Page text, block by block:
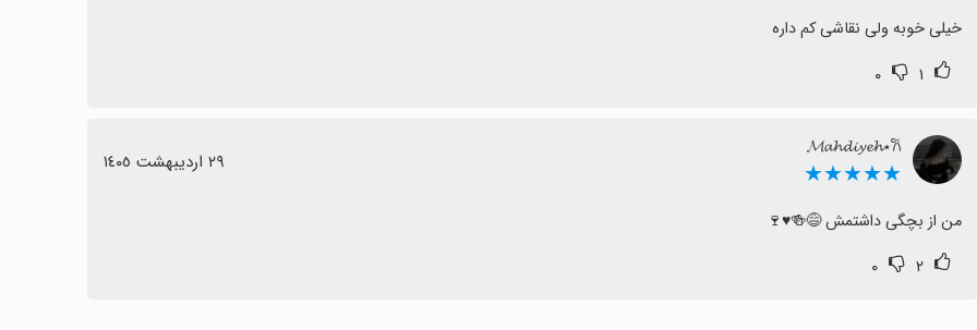
خیلی خوبه ولی نقاشی کم داره
۱ ۰
𝓜𝓪𝓱𝓭𝓲𝔂𝓮𝓱⋆𐙚
★★★★★ ٢٩ اردیبهشت ١٤٠٥
من از بچگی داشتمش 😅🍻♥️🍷
۲ ۰